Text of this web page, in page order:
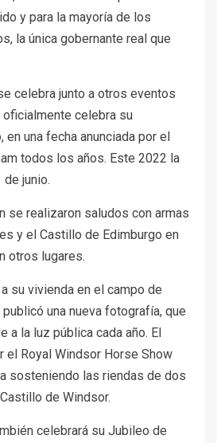
y para la mayoría de los
la única gobernante real que
celebra junto a otros eventos
celebra su
en una fecha anunciada por el
todos los años. Este 2022 la
junio.
se realizaron saludos con armas
y el Castillo de Edimburgo en
otros lugares.
su vivienda en el campo de
una nueva fotografía, que
a la luz pública cada año. El
el Royal Windsor Horse Show
sosteniendo las riendas de dos
de Windsor.
celebrará su Jubileo de